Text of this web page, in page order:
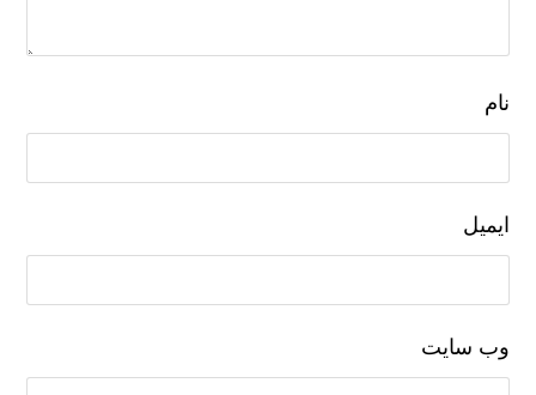
نام
ایمیل
وب‌ سایت